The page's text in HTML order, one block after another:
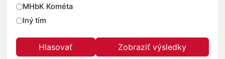
MHbK Kométa
Iný tím